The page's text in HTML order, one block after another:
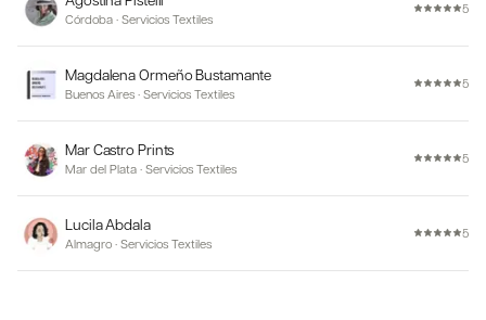
Córdoba · Servicios Textiles
5
Magdalena Ormeño Bustamante
Buenos Aires · Servicios Textiles
5
Mar Castro Prints
Mar del Plata · Servicios Textiles
5
Lucila Abdala
Almagro · Servicios Textiles
5